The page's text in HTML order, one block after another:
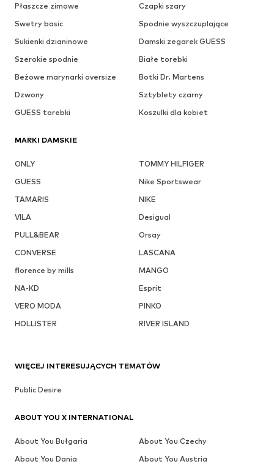
Płaszcze zimowe
Czapki szary
Swetry basic
Spodnie wyszczuplające
Sukienki dzianinowe
Damski zegarek GUESS
Szerokie spodnie
Białe torebki
Beżowe marynarki oversize
Botki Dr. Martens
Dzwony
Sztyblety czarny
GUESS torebki
Koszulki dla kobiet
MARKI DAMSKIE
ONLY
TOMMY HILFIGER
GUESS
Nike Sportswear
TAMARIS
NIKE
VILA
Desigual
PULL&BEAR
Orsay
CONVERSE
LASCANA
florence by mills
MANGO
NA-KD
Esprit
VERO MODA
PINKO
HOLLISTER
RIVER ISLAND
WIĘCEJ INTERESUJĄCYCH TEMATÓW
Public Desire
ABOUT YOU X INTERNATIONAL
About You Bułgaria
About You Czechy
About You Dania
About You Austria